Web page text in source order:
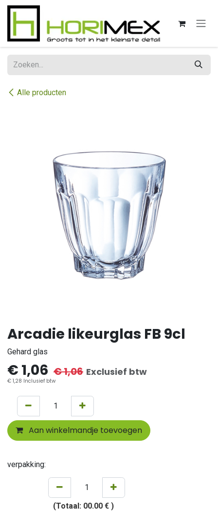
Overslaan naar inhoud
Alle producten
Arcadie likeurglas FB 9cl
Gehard glas
€ 1,06 €1,06 Exclusief btw
€ 1,28 Inclusief btw
Aan winkelmandje toevoegen
verpakking:
(Totaal: 00.00 € )